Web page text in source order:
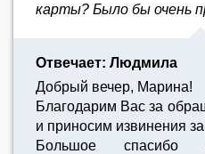
карты? Было бы очень
Отвечает: Людмила
Добрый вечер, Марина!
Благодарим Вас за
и приносим извинения
Большое